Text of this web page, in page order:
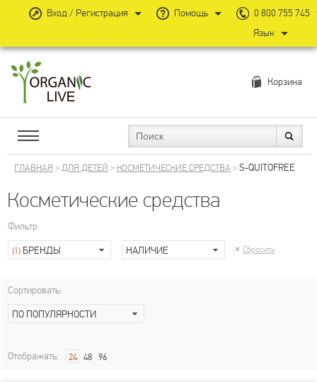
Корзина
ГЛАВНАЯ >ДЛЯ ДЕТЕЙ > КОСМЕТИЧЕСКИЕ СРЕДСТВА>S-QUITOFREE
Косметические средства
Фильтр:
(1) БРЕНДЫ НАЛИЧИЕ Сбросить
Сортировать:
ПО ПОПУЛЯРНОСТИ
Отображать: 24 48 96
Вход / Регистрация Помощь
0 800 755 745
Язык